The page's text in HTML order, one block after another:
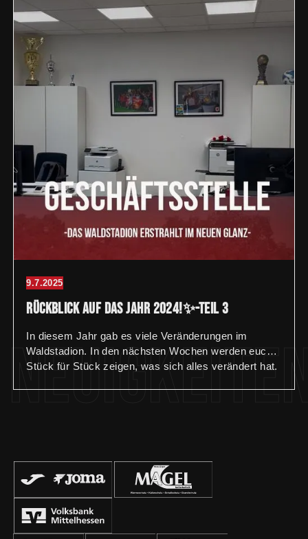
9.7.2025
Rückblick auf das Jahr 2024!✨-Teil 3
In diesem Jahr gab es viele Veränderungen im
Waldstadion. In den nächsten Wochen werden euch
Stück für Stück zeigen, was sich alles verändert hat.
Wandpanelen und Bildern – Installation eines
Fernsehers – Einbau einer Küchenzeile Wir
Unterstützung bei der Umsetzung der Renovierung
unserer Geschäftsstelle!🙏🏼 #geschäftsstelle